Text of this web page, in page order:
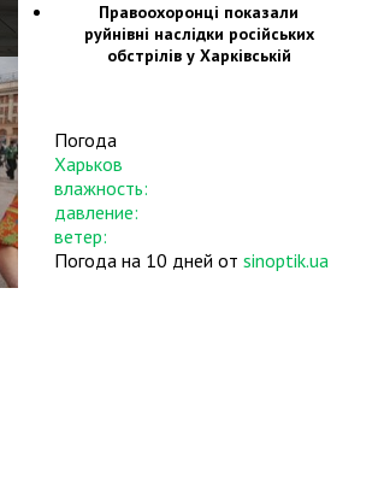
Правоохоронці показали
руйнівні наслідки російських
обстрілів у Харківській
Погода
Харьков
влажность:
давление:
ветер:
Погода на 10 дней от sinoptik.ua